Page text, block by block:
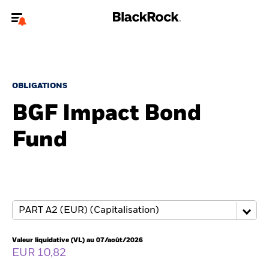
Nous connaître
Produits
Education
Particuliers
OBLIGATIONS
BGF Impact Bond
Fund
Valeur liquidative (VL) au 07/août/2026
EUR 10,82